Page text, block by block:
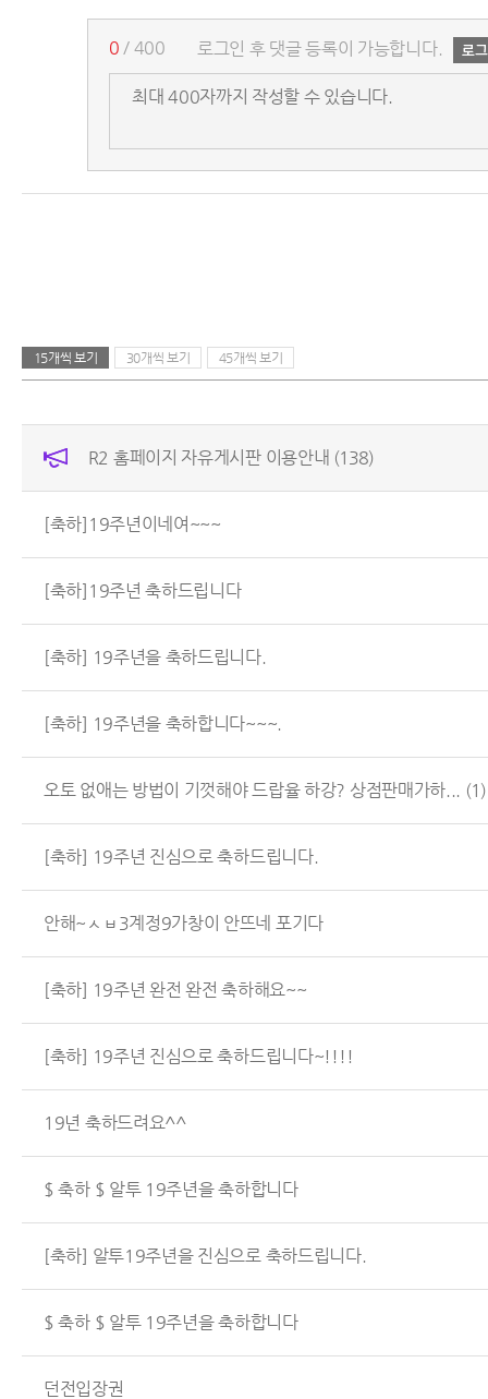
로그인 후 댓글 등록이 가능합니다.
0 / 400
15개씩 보기 30개씩 보기 45개씩 보기
R2 홈페이지 자유게시판 이용안내 (138)
[축하]19주년이네여~~~
[축하]19주년 축하드립니다
[축하] 19주년을 축하드립니다.
[축하] 19주년을 축하합니다~~~.
오토 없애는 방법이 기껏해야 드랍율 하강? 상점판매가하... (1)
[축하] 19주년 진심으로 축하드립니다.
안해~ㅅㅂ3계정9가창이 안뜨네 포기다
[축하] 19주년 완전 완전 축하해요~~
[축하] 19주년 진심으로 축하드립니다~!!!!
19년 축하드려요^^
$ 축하 $ 알투 19주년을 축하합니다
[축하] 알투19주년을 진심으로 축하드립니다.
$ 축하 $ 알투 19주년을 축하합니다
던전입장권